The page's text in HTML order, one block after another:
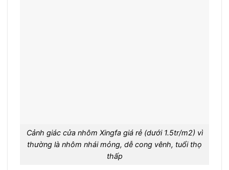
Cảnh giác cửa nhôm Xingfa giá rẻ (dưới 1.5tr/m2) vì
thường là nhôm nhái mỏng, dễ cong vênh, tuổi thọ
thấp